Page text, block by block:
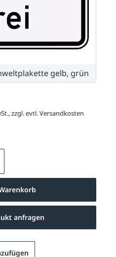
zzgl. evtl.Versandkosten
den
anfragen
gelb, grün